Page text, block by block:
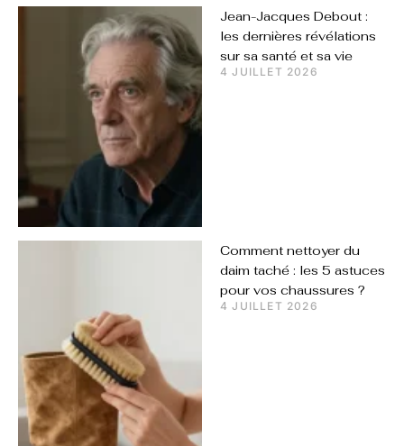
Jean-Jacques Debout :
les dernières révélations
sur sa santé et sa vie
4 JUILLET 2026
Comment nettoyer du
daim taché : les 5 astuces
pour vos chaussures ?
4 JUILLET 2026